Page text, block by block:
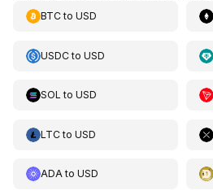
BTCto USD
USDCto USD
SOL to USD
LTCto USD
ADAto USD